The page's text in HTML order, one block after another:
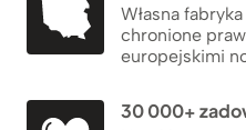
Własna
chronione
europejskimi
30 000+